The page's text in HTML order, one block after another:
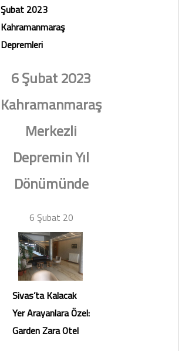
Şubat 2023
Kahramanmaraş
Depremleri
6 Şubat 2023
Kahramanmaraş
Merkezli
Depremin Yıl
Dönümünde
6 Şubat 20
Sivas’ta Kalacak
Yer Arayanlara Özel:
Garden Zara Otel